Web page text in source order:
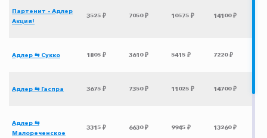
Партенит - Адлер
Акция!
3525 ₽ 7050 ₽ 10575 ₽ 14100 ₽
Адлер ⇆ Сукко 1805 ₽ 3610 ₽ 5415 ₽ 7220 ₽
Адлер ⇆ Гаспра 3675 ₽ 7350 ₽ 11025 ₽ 14700 ₽
Адлер ⇆
Малореченское
3315 ₽ 6630 ₽ 9945 ₽ 13260 ₽